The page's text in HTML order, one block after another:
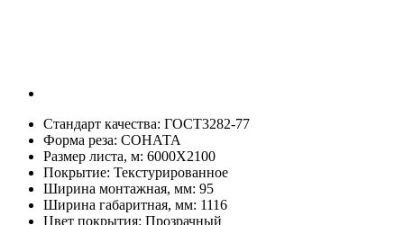
Стандарт качества: ГОСТ3282-77
Форма реза: СОНАТА
Размер листа, м: 6000Х2100
Покрытие: Текстурированное
Ширина монтажная, мм: 95
Ширина габаритная, мм: 1116
Цвет покрытия: Прозрачный